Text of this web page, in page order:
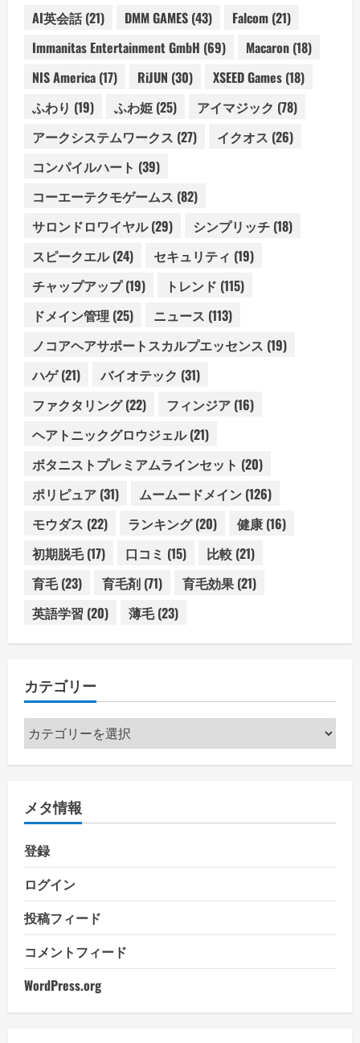
AI英会話(21) DMM GAMES (43) Falcom (21)
Immanitas Entertainment GmbH (69) Macaron (18)
NIS America (17) RiJUN (30) XSEED Games (18)
ふわり (19) ふわ姫 (25) アイマジック (78)
アークシステムワークス (27) イクオス (26)
コンパイルハート (39)
コーエーテクモゲームス (82)
サロンドロワイヤル(29) シンプリッチ (18)
スピークエル(24) セキュリティ (19)
チャップアップ(19) トレンド (115)
ドメイン管理 (25) ニュース (113)
ノコアヘアサポートスカルプエッセンス (19)
ハゲ(21) バイオテック (31)
ファクタリング(22) フィンジア (16)
ヘアトニックグロウジェル(21)
ボタニストプレミアムラインセット (20)
ポリピュア (31) ムームードメイン (126)
モウダス (22) ランキング(20) 健康 (16)
初期脱毛(17) 口コミ (15) 比較 (21)
育毛(23) 育毛剤 (71) 育毛効果 (21)
英語学習 (20) 薄毛(23)
カテゴリー
カ
テ
ー
メタ情報
登録
ログイン
投稿フィード
コメントフィード
WordPress.org